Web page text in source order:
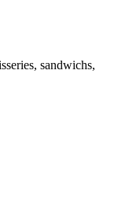
sandwichs,